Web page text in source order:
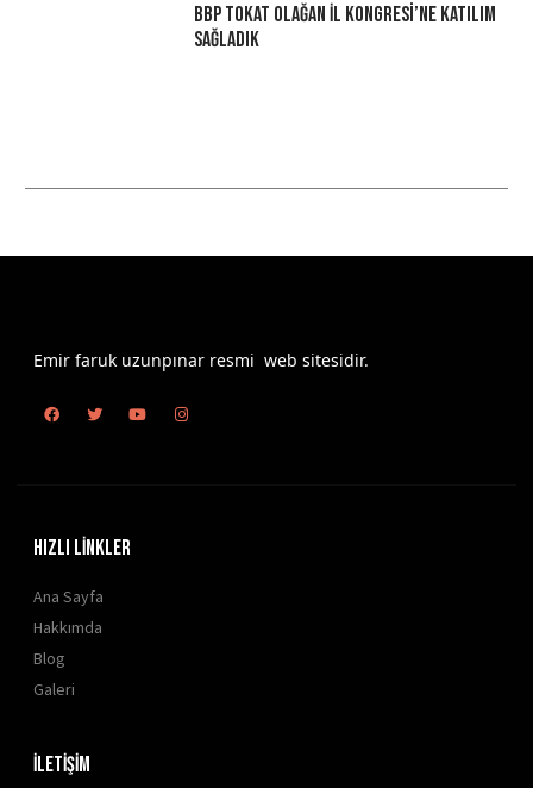
BBP Tokat Olağan İl Kongresi’ne Katılım
Sağladık
Emir faruk uzunpınar resmi web sitesidir.
HIZLI LİNKLER
Ana Sayfa
Hakkımda
Blog
Galeri
İLETİŞİM